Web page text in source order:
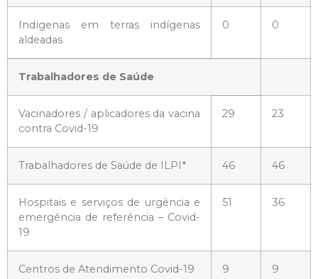
Indígenas em terras indígenas
aldeadas
0 0
Trabalhadores de Saúde
Vacinadores / aplicadores da vacina
contra Covid-19
29 23
Trabalhadores de Saúde de ILPI* 46 46
Hospitais e serviços de urgência e
emergência de referência – Covid-
19
51 36
Centros de Atendimento Covid-19 9 9